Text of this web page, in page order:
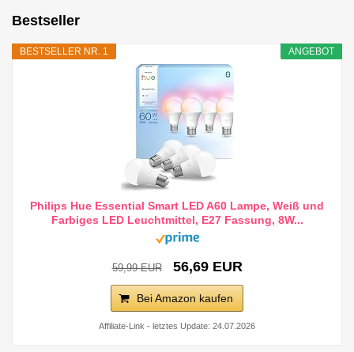
Bestseller
ANGEBOT
BESTSELLER NR. 1
Philips Hue Essential Smart LED A60 Lampe, Weiß und
Farbiges LED Leuchtmittel, E27 Fassung, 8W...
59,99 EUR 56,69 EUR
Bei Amazon kaufen
Affiliate-Link - letztes Update: 24.07.2026